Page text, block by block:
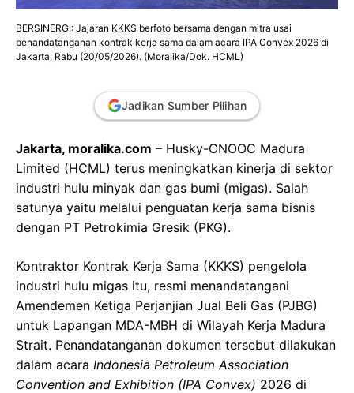
BERSINERGI: Jajaran KKKS berfoto bersama dengan mitra usai
penandatanganan kontrak kerja sama dalam acara IPA Convex 2026 di
Jakarta, Rabu (20/05/2026). (Moralika/Dok. HCML)
Jadikan Sumber Pilihan
Jakarta, moralika.com – Husky-CNOOC Madura
Limited (HCML) terus meningkatkan kinerja di sektor
industri hulu minyak dan gas bumi (migas). Salah
satunya yaitu melalui penguatan kerja sama bisnis
dengan PT Petrokimia Gresik (PKG).
Kontraktor Kontrak Kerja Sama (KKKS) pengelola
industri hulu migas itu, resmi menandatangani
Amendemen Ketiga Perjanjian Jual Beli Gas (PJBG)
untuk Lapangan MDA-MBH di Wilayah Kerja Madura
Strait. Penandatanganan dokumen tersebut dilakukan
dalam acara Indonesia Petroleum Association
Convention and Exhibition (IPA Convex) 2026 di